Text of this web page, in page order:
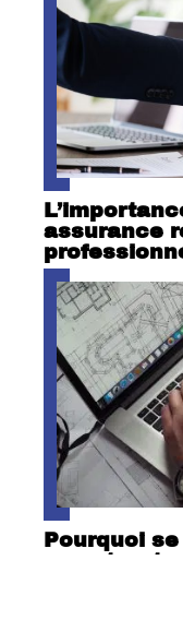
assurance
Pourquoi
une